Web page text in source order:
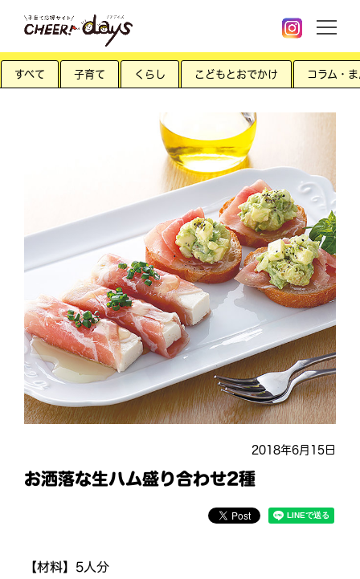
すべて 子育て くらし こどもとおでかけ コラム・
2018年6月15日
お洒落な生ハム盛り合わせ2種
【材料】 5人分